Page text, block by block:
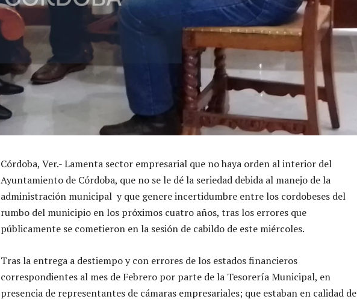
Córdoba, Ver.- Lamenta sector empresarial que no haya orden al interior del
Ayuntamiento de Córdoba, que no se le dé la seriedad debida al manejo de la
administración municipal y que genere incertidumbre entre los cordobeses del
rumbo del municipio en los próximos cuatro años, tras los errores que
públicamente se cometieron en la sesión de cabildo de este miércoles.
Tras la entrega a destiempo y con errores de los estados financieros
correspondientes al mes de Febrero por parte de la Tesorería Municipal, en
presencia de representantes de cámaras empresariales; que estaban en calidad de